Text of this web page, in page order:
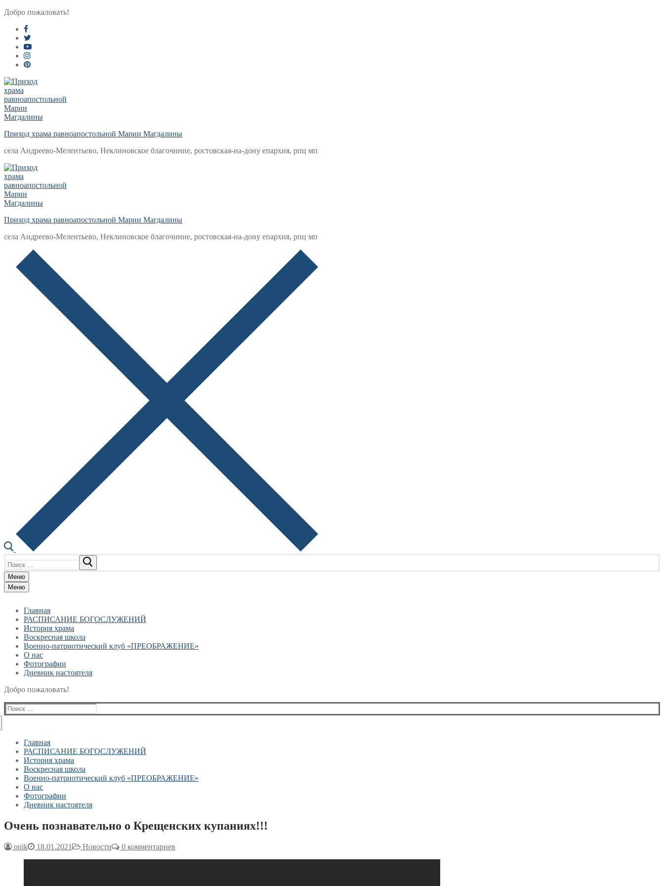
Перейти
содержимому
Меню
Закрыть
Добро пожаловать!
Приход храма равноапостольной Марии Магдалины
села Андреево-Мелентьево, Неклиновское благочиние, ростовская-на-дону епархия, рпц мп
Приход храма равноапостольной Марии Магдалины
села Андреево-Мелентьево, Неклиновское благочиние, ростовская-на-дону епархия, рпц мп
Меню
Меню
Главная
РАСПИСАНИЕ БОГОСЛУЖЕНИЙ
История храма
Воскресная школа
Военно-патриотический клуб «ПРЕОБРАЖЕНИЕ»
О нас
Фотографии
Дневник настоятеля
Добро пожаловать!
Найти:
Главная
РАСПИСАНИЕ БОГОСЛУЖЕНИЙ
История храма
Воскресная школа
Военно-патриотический клуб «ПРЕОБРАЖЕНИЕ»
О нас
Фотографии
Дневник настоятеля
Очень познавательно о Крещенских купаниях!!!
onik 18.01.2021 Новости 0 комментариев